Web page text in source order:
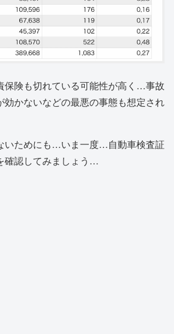
保険も切れている可能性が高く…事故
効かないなどの最悪の事態も想定され
いためにも…いま一度…自動車検査証
確認してみましょう…